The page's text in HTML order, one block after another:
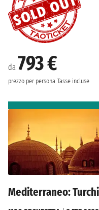
da 793 €
prezzo per persona Tasse incluse
Mediterraneo: